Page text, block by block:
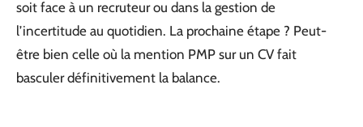
soit face à un recruteur ou dans la gestion de
l’incertitude au quotidien. La prochaine étape ? Peut-
être bien celle où la mention PMP sur un CV fait
basculer définitivement la balance.